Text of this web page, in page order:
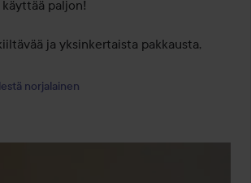
paljon!
ja yksinkertaista pakkausta,
norjalainen